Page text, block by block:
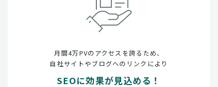
月間4万PVのアクセスを誇るため、
自社サイトやブログへのリンクにより
SEOに効果が見込める！